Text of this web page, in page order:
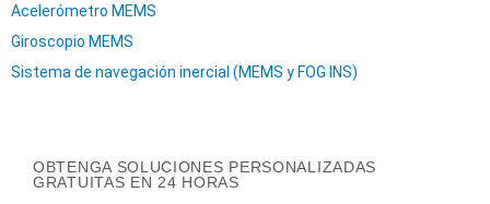
Acelerómetro MEMS
Giroscopio MEMS
Sistema de navegación inercial (MEMS y FOG INS)
OBTENGA SOLUCIONES PERSONALIZADAS
GRATUITAS EN 24 HORAS